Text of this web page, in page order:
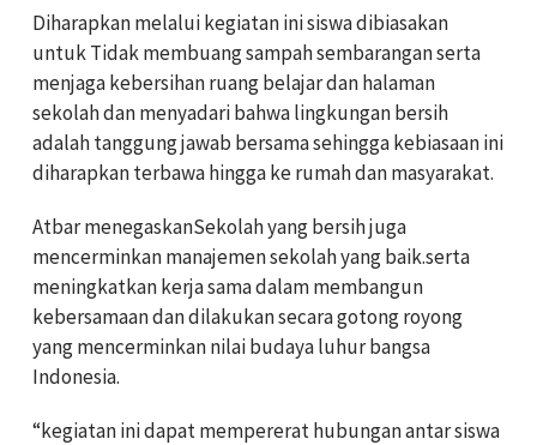
Diharapkan melalui kegiatan ini siswa dibiasakan
untuk Tidak membuang sampah sembarangan serta
menjaga kebersihan ruang belajar dan halaman
sekolah dan menyadari bahwa lingkungan bersih
adalah tanggung jawab bersama sehingga kebiasaan ini
diharapkan terbawa hingga ke rumah dan masyarakat.
Atbar menegaskanSekolah yang bersih juga
mencerminkan manajemen sekolah yang baik.serta
meningkatkan kerja sama dalam membangun
kebersamaan dan dilakukan secara gotong royong
yang mencerminkan nilai budaya luhur bangsa
Indonesia.
“kegiatan ini dapat mempererat hubungan antar siswa